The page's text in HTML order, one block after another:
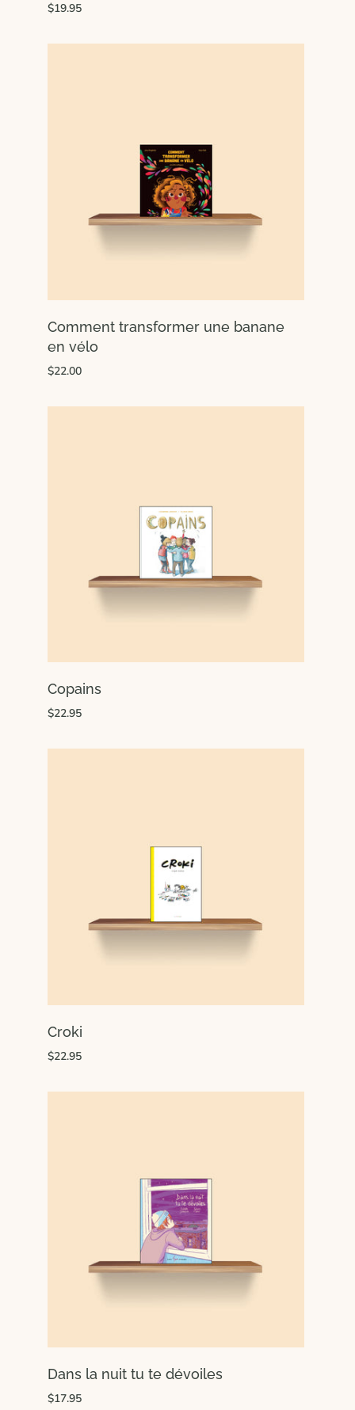
$19.95
Comment transformer une banane
en vélo
$22.00
Copains
$22.95
Croki
$22.95
Dans la nuit tu te dévoiles
$17.95